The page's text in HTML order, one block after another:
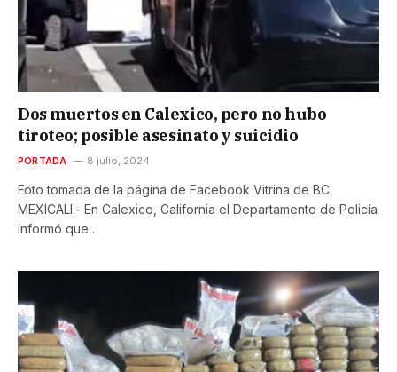
Dos muertos en Calexico, pero no hubo
tiroteo; posible asesinato y suicidio
PORTADA 8 julio, 2024
Foto tomada de la página de Facebook Vitrina de BC
MEXICALI.- En Calexico, California el Departamento de Policía
informó que…